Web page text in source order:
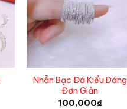
Nhẫn Bạc Đá Kiểu Dáng
Đơn Giản
100,000₫